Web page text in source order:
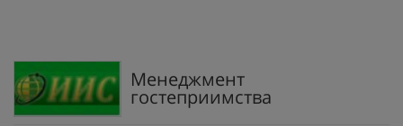
Менеджмент
гостеприимства